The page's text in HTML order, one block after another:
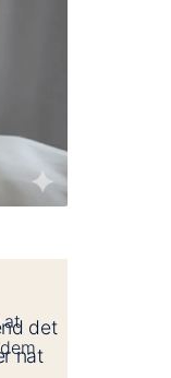
at det
nat